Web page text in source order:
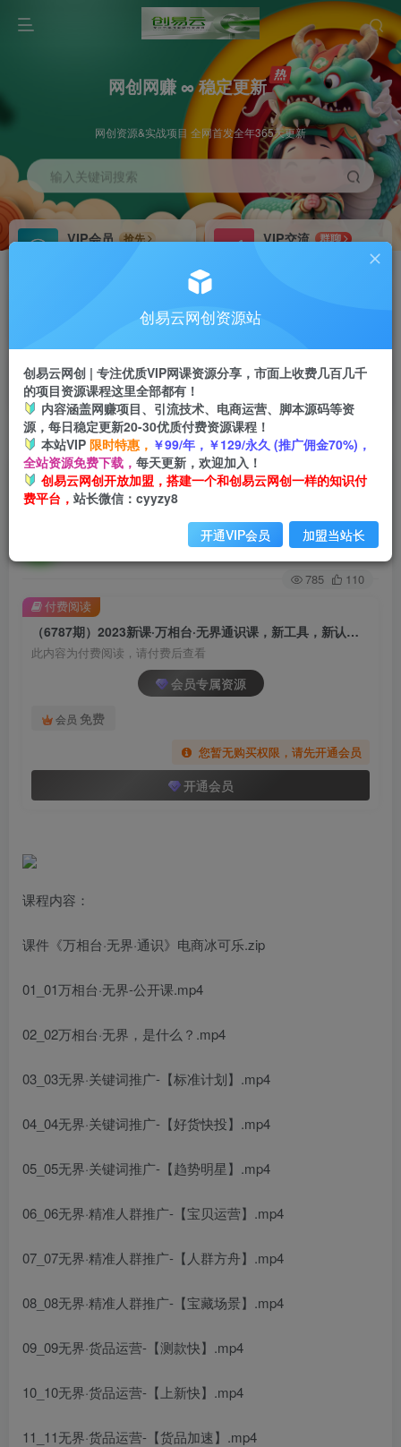
网创网赚 ∞ 稳定更新
网创资源&实战项目 全网首发全年365天更新
输入关键词搜索
VIP会员
抢先
VIP交流
群聊
研究探讨更多创业项目路子。
会员专属推广链接
挂机 项目
脚本卡密
APP下载
GO
首页 创业课程 会员专属 正文
（6787期）2023新课·万相台·无界通识课，新工
具，新认知，新玩法！
关注
785 110
（6787期）2023新课·万相台·无界通识课，新工具，新认知，新玩法！
此内容为付费阅读，请付费后查看
会员专属资源
会员 免费
您暂无购买权限，请先开通会员
开通会员
付费阅读
课程内容：
课件《万相台·无界·通识》电商冰可乐.zip
01_01万相台·无界-公开课.mp4
02_02万相台·无界，是什么？.mp4
03_03无界·关键词推广-【标准计划】.mp4
04_04无界·关键词推广-【好货快投】.mp4
05_05无界·关键词推广-【趋势明星】.mp4
06_06无界·精准人群推广-【宝贝运营】.mp4
07_07无界·精准人群推广-【人群方舟】.mp4
08_08无界·精准人群推广-【宝藏场景】.mp4
09_09无界·货品运营-【测款快】.mp4
10_10无界·货品运营-【上新快】.mp4
11_11无界·货品运营-【货品加速】.mp4
创易云网创资源站
创易云网创 | 专注优质VIP网课资源分享，市面上收费几百几千
的项目资源课程这里全部都有！
内容涵盖网赚项目、引流技术、电商运营、脚本源码等资
源，每日稳定更新20-30优质付费资源课程！
本站VIP 限时特惠， ￥99/年，￥129/永久 (推广佣金70%)，
全站资源免费下载， 每天更新，欢迎加入！
创易云网创开放加盟，搭建一个和创易云网创一样的知识付
费平台， 站长微信：cyyzy8
开通VIP会员 加盟当站长